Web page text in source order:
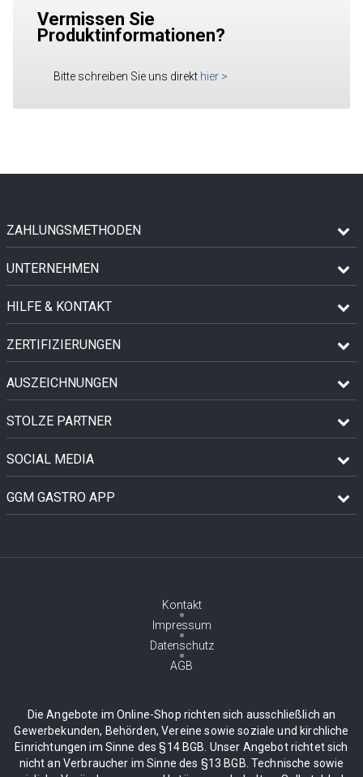
Vermissen Sie
Produktinformationen?
Bitte schreiben Sie uns direkt hier >
ZAHLUNGSMETHODEN
UNTERNEHMEN
HILFE & KONTAKT
ZERTIFIZIERUNGEN
AUSZEICHNUNGEN
STOLZE PARTNER
SOCIAL MEDIA
GGM GASTRO APP
Kontakt
Impressum
Datenschutz
AGB
Die Angebote im Online-Shop richten sich ausschließlich an
Gewerbekunden, Behörden, Vereine sowie soziale und kirchliche
Einrichtungen im Sinne des §14 BGB. Unser Angebot richtet sich
nicht an Verbraucher im Sinne des §13 BGB. Technische sowie